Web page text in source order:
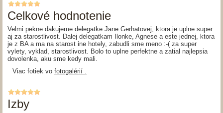
Celkové hodnotenie
Velmi pekne dakujeme delegatke Jane Gerhatovej, ktora je uplne super
aj za starostlivost. Dalej delegatkam Ilonke, Agnese a este jednej, ktora
je z BA a ma na starost ine hotely, zabudli sme meno :-( za super
vylety, vyklad, starostlivost. Bolo to uplne perfektne a zatial najlepsia
dovolenka, aku sme kedy mali.
Viac fotiek vo fotogalérií .
Izby